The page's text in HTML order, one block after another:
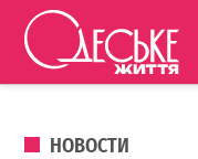
Перейти к содержанию
ОПУБЛИКОВАНО В
НОВОСТИ